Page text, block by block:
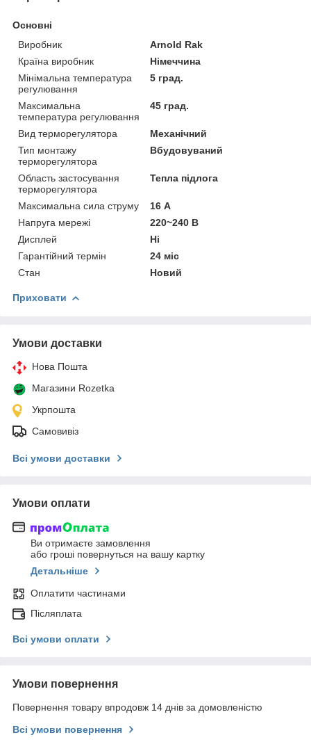
Основні
Виробник
Arnold Rak
Країна виробник
Німеччина
Мінімальна температура
регулювання
5 град.
Максимальна
температура регулювання
45 град.
Вид терморегулятора
Механічний
Тип монтажу
терморегулятора
Вбудовуваний
Область застосування
терморегулятора
Тепла підлога
Максимальна сила струму
16 А
Напруга мережі
220~240 В
Дисплей
Ні
Гарантійний термін
24 міс
Стан
Новий
Приховати
Умови доставки
Нова Пошта
Магазини Rozetka
Укрпошта
Самовивіз
Всі умови доставки
Умови оплати
Ви отримаєте замовлення
або гроші повернуться на вашу картку
Детальніше
Оплатити частинами
Післяплата
Всі умови оплати
Умови повернення
Повернення товару впродовж 14 днів за домовленістю
Всі умови повернення